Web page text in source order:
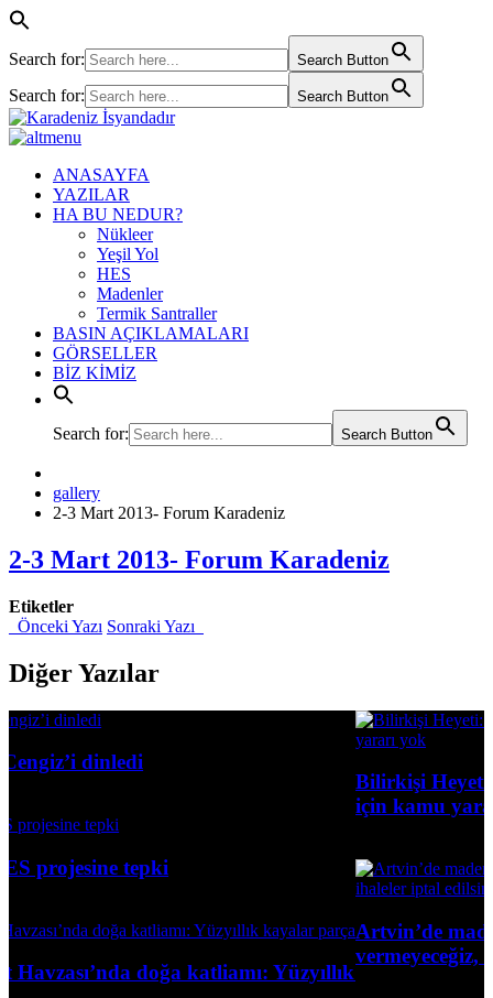
Search for: Search Button
Search for: Search Button
ANASAYFA
YAZILAR
HA BU NEDUR?
Nükleer
Yeşil Yol
HES
Madenler
Termik Santraller
BASIN AÇIKLAMALARI
GÖRSELLER
BİZ KİMİZ
Search for: Search Button
gallery
2-3 Mart 2013- Forum Karadeniz
2-3 Mart 2013- Forum Karadeniz
Etiketler
Önceki Yazı Sonraki Yazı
Diğer Yazılar
Yüzyıllık kayalar parçalanıyor
Bilirkişi Heyeti: Perşembe
için kamu yararı yok
Artvin’de maden tepkisi büyüyor:
vermeyeceğiz, ihaleler iptal edilsin’